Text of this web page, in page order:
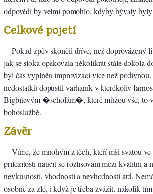
odpovědí by velmi pomohlo, kdyby bývaly
Celkové pojetí
Pokud zpěv skončil dříve, než doprovázený
jak se sloka opakovala několikrát stále
byl čas vyplněn improvizací více než
nedostatků dopustil varhaník v kterékoliv
Bigbítovým �scholám�, které můžou vše, to
bohoslužbě.
Závěr
Víme, že mnohým z těch, kteří mši svatou
příležitosti naučit se rozlišování mezi kvalitní a
nevkusností, vhodností a nevhodností atd.
osobně za zlé, i když je třeba zvážit, nakolik